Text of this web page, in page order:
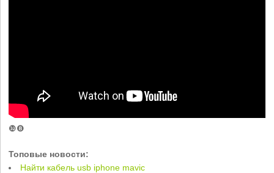
❿❽
Топовые новости:
Найти кабель usb iphone mavic